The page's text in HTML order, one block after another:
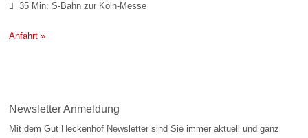
 35 Min: S-Bahn zur Köln-Messe
Anfahrt »
Newsletter Anmeldung
Mit dem Gut Heckenhof Newsletter sind Sie immer aktuell und ganz